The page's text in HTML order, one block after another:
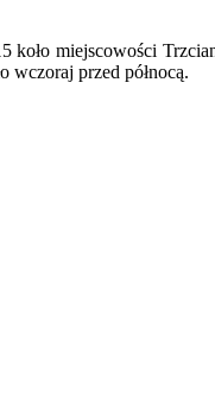
miejscowości
wczoraj przed północą.